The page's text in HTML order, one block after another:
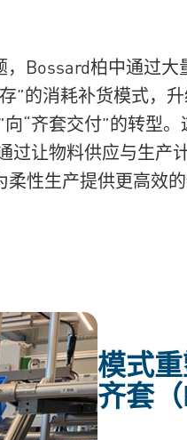
Bossard柏中通过大
”的消耗补货模式，
“齐套交付”的转型。
过让物料供应与生产
性生产提供更高效
模式
齐套（